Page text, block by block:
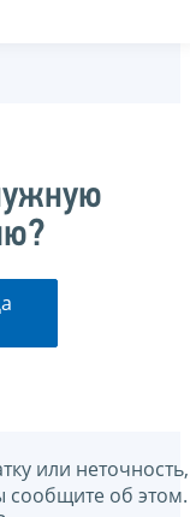
или неточность,
сообщите об этом.